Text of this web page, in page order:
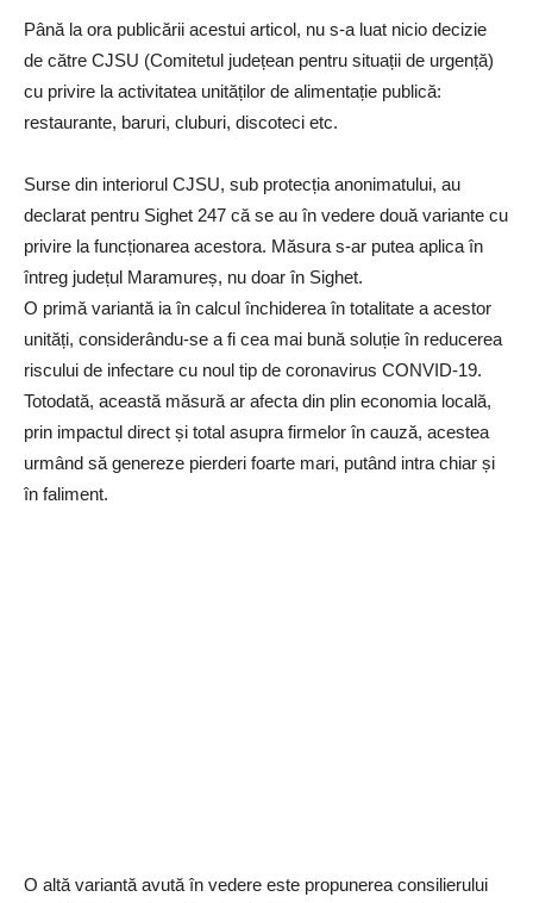
Până la ora publicării acestui articol, nu s-a luat nicio decizie
de către CJSU (Comitetul județean pentru situații de urgență)
cu privire la activitatea unităților de alimentație publică:
restaurante, baruri, cluburi, discoteci etc.
Surse din interiorul CJSU, sub protecția anonimatului, au
declarat pentru Sighet 247 că se au în vedere două variante cu
privire la funcționarea acestora. Măsura s-ar putea aplica în
întreg județul Maramureș, nu doar în Sighet.
O primă variantă ia în calcul închiderea în totalitate a acestor
unități, considerându-se a fi cea mai bună soluție în reducerea
riscului de infectare cu noul tip de coronavirus CONVID-19.
Totodată, această măsură ar afecta din plin economia locală,
prin impactul direct și total asupra firmelor în cauză, acestea
urmând să genereze pierderi foarte mari, putând intra chiar și
în faliment.
O altă variantă avută în vedere este propunerea consilierului